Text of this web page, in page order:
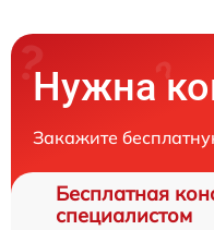
Нужна
Закажите
Бесплатная
специалистом